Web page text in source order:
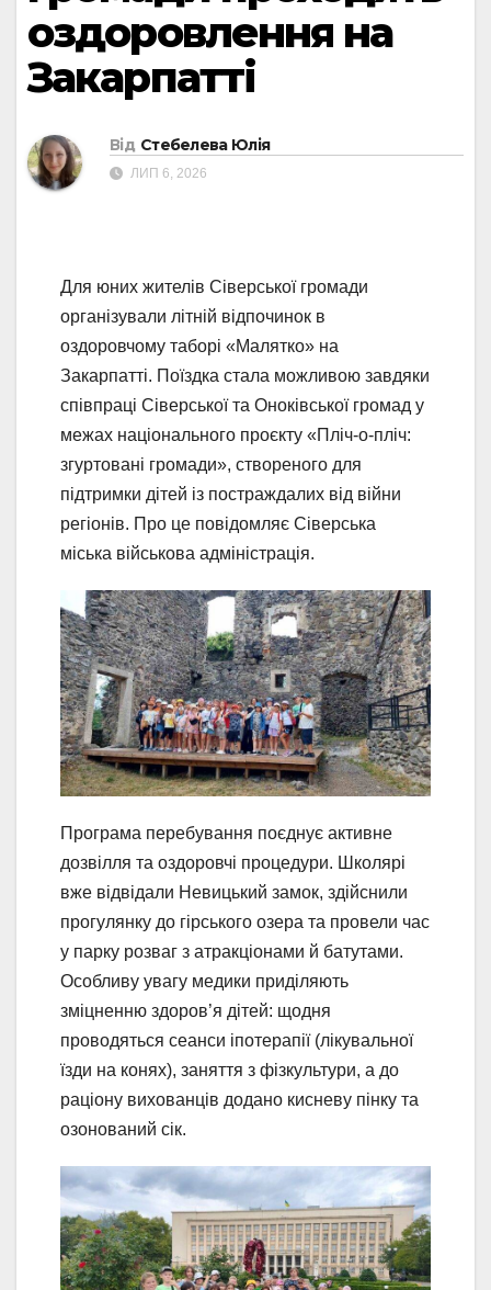
оздоровлення на
Закарпатті
Від Стебелева Юлія
ЛИП 6, 2026
Для юних жителів Сіверської громади
організували літній відпочинок в
оздоровчому таборі «Малятко» на
Закарпатті. Поїздка стала можливою завдяки
співпраці Сіверської та Оноківської громад у
межах національного проєкту «Пліч-о-пліч:
згуртовані громади», створеного для
підтримки дітей із постраждалих від війни
регіонів. Про це повідомляє Сіверська
міська військова адміністрація.
Програма перебування поєднує активне
дозвілля та оздоровчі процедури. Школярі
вже відвідали Невицький замок, здійснили
прогулянку до гірського озера та провели час
у парку розваг з атракціонами й батутами.
Особливу увагу медики приділяють
зміцненню здоров’я дітей: щодня
проводяться сеанси іпотерапії (лікувальної
їзди на конях), заняття з фізкультури, а до
раціону вихованців додано кисневу пінку та
озонований сік.